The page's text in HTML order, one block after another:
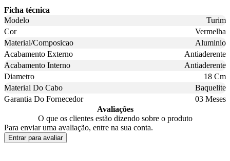
Ficha técnica
Modelo
Turim
Cor
Vermelha
Material/Composicao
Aluminio
Acabamento Externo
Antiaderente
Acabamento Interno
Antiaderente
Diametro
18 Cm
Material Do Cabo
Baquelite
Garantia Do Fornecedor
03 Meses
Avaliações
O que os clientes estão dizendo sobre o produto
Para enviar uma avaliação, entre na sua conta.
Entrar para avaliar